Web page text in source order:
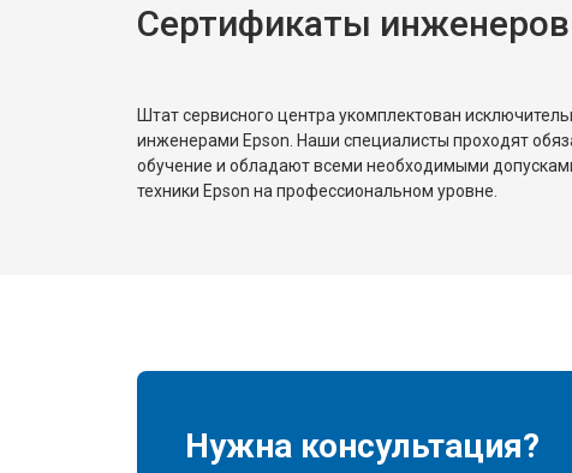
Сертификаты инженеров
Штат сервисного центра укомплектован
инженерами Epson. Наши специалисты проходят
обучение и обладают всеми необходимыми
техники Epson на профессиональном уровне.
Нужна консультация?